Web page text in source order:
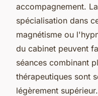
accompagnement.
spécialisation dans
magnétisme ou
du cabinet peuvent
séances combinant
thérapeutiques sont
légèrement supérieur.